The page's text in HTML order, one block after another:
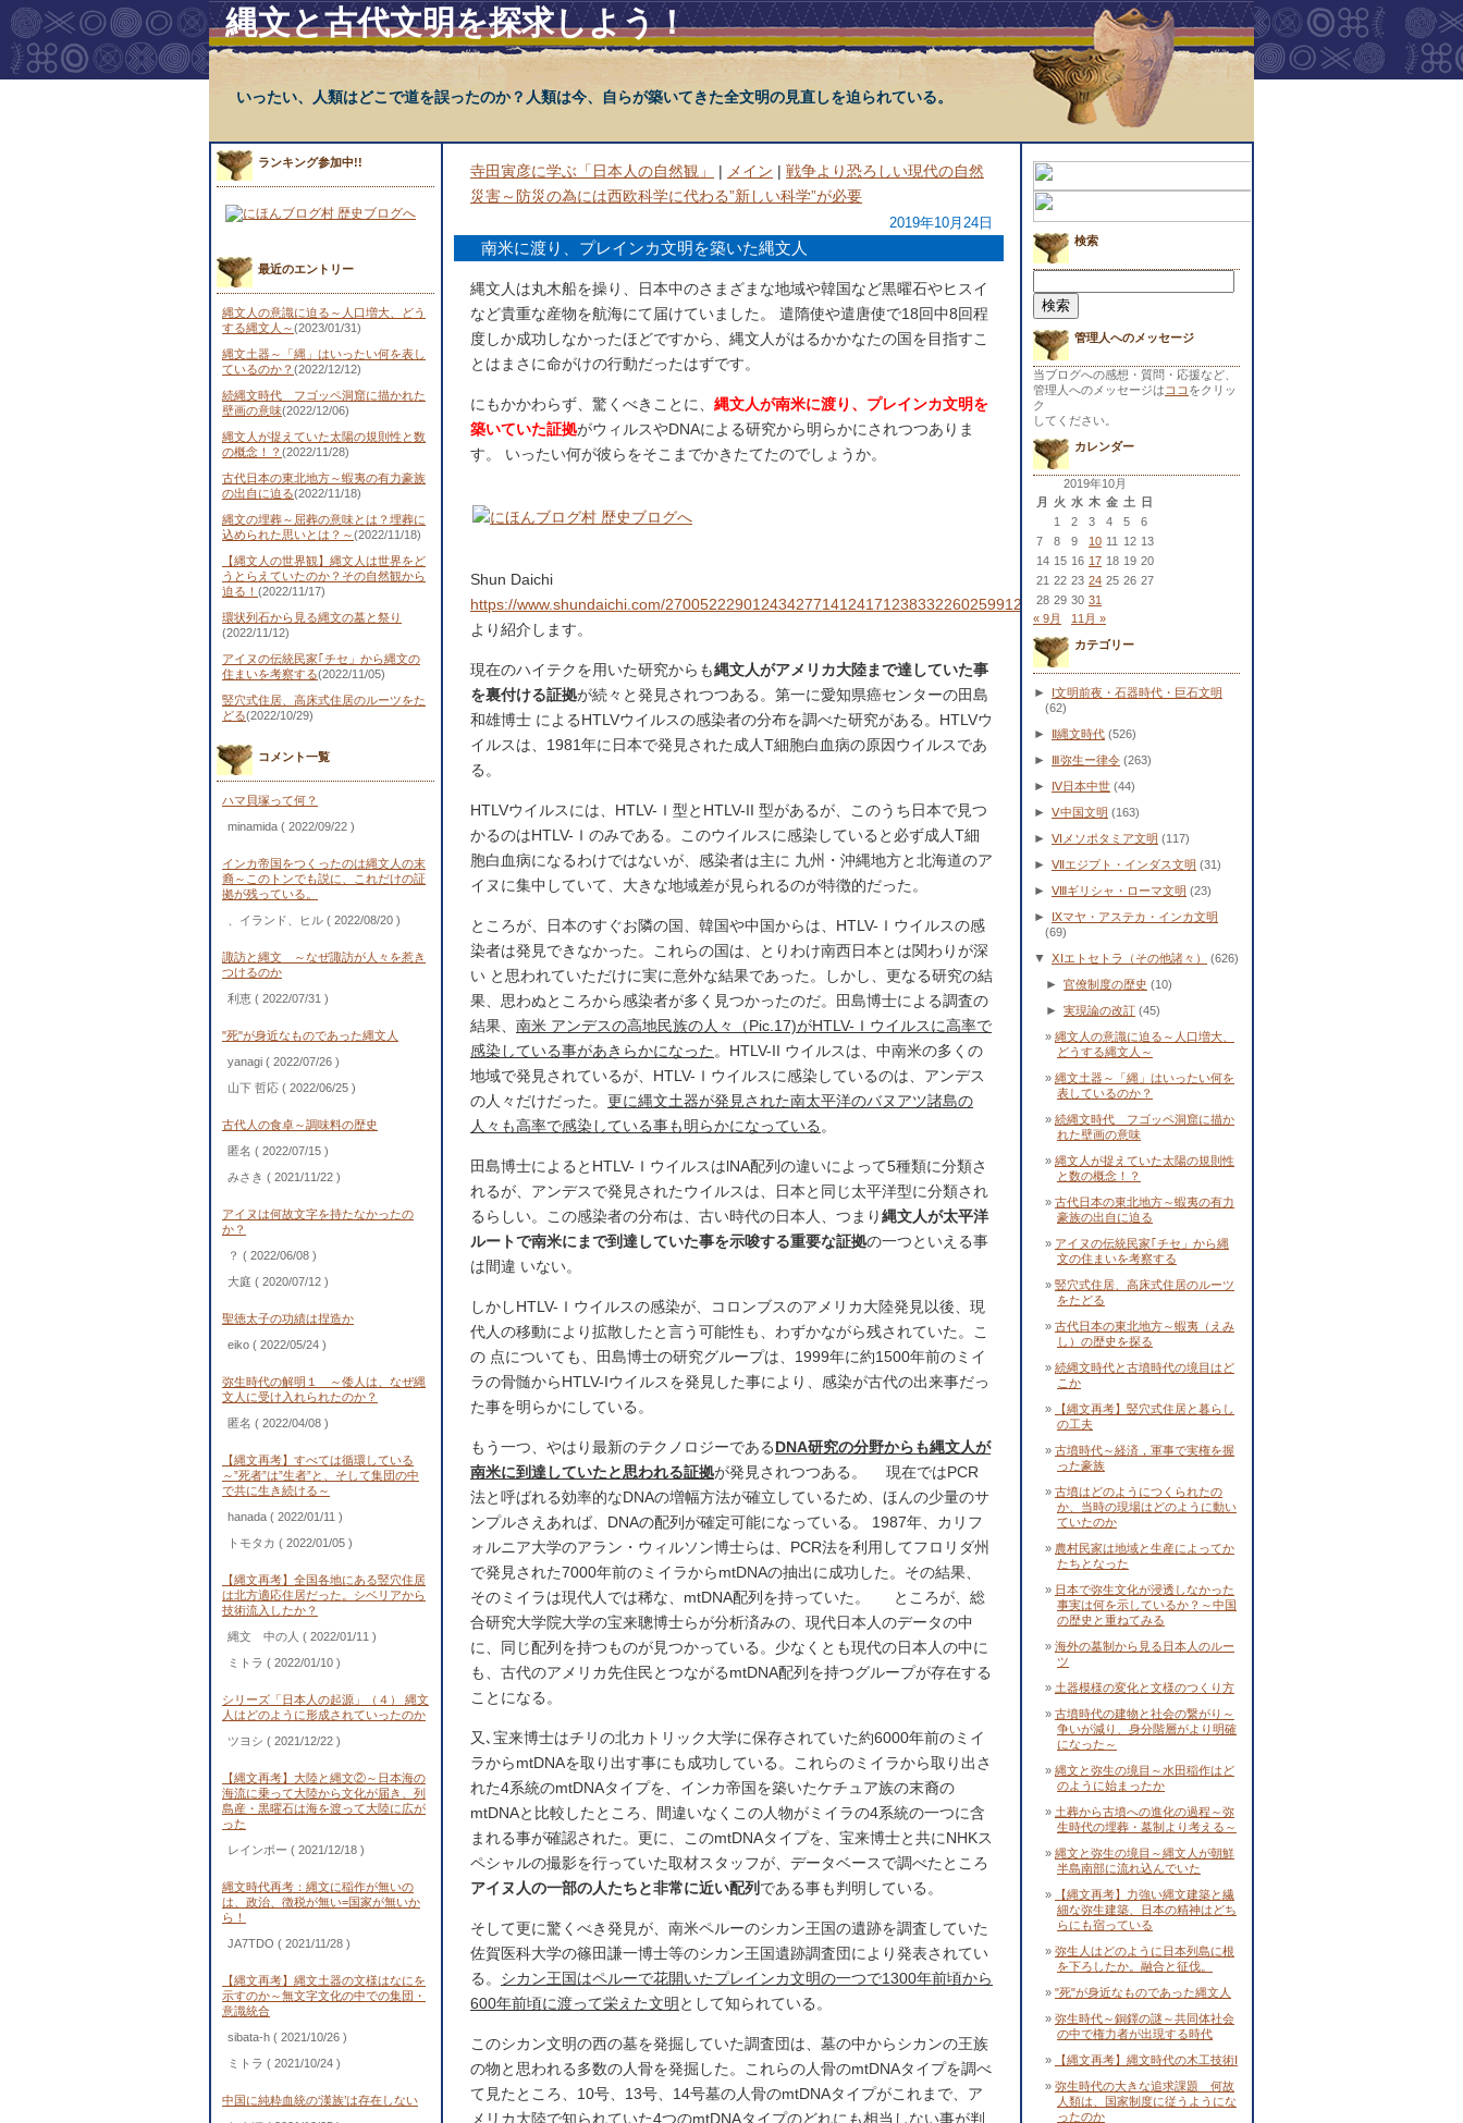
縄文と古代文明を探求しよう！
いったい、人類はどこで道を誤ったのか？人類は今、自らが築いてきた全文明の見直しを迫られている。
ランキング参加中!!
最近のエントリー
縄文人の意識に迫る～人口増大、どう
する縄文人～(2023/01/31)
縄文土器～「縄」はいったい何を表し
ているのか？ (2022/12/12)
続縄文時代 フゴッペ洞窟に描かれた
壁画の意味(2022/12/06)
縄文人が捉えていた太陽の規則性と数
の概念！？ (2022/11/28)
古代日本の東北地方～蝦夷の有力豪族
の出自に迫る(2022/11/18)
縄文の埋葬～屈葬の意味とは？埋葬に
込められた思いとは？～(2022/11/18)
【縄文人の世界観】縄文人は世界をど
うとらえていたのか？その自然観から
迫る！ (2022/11/17)
環状列石から見る縄文の墓と祭り
(2022/11/12)
アイヌの伝統民家｢チセ」から縄文の
住まいを考察する(2022/11/05)
竪穴式住居、高床式住居のルーツをた
どる(2022/10/29)
コメント一覧
ハマ貝塚って何？
minamida ( 2022/09/22 )
インカ帝国をつくったのは縄文人の末
裔～このトンでも説に、これだけの証
拠が残っている。
、イランド、ヒル ( 2022/08/20 )
諏訪と縄文 ～なぜ諏訪が人々を惹き
つけるのか
利恵 ( 2022/07/31 )
"死"が身近なものであった縄文人
yanagi ( 2022/07/26 )
山下 哲応 ( 2022/06/25 )
古代人の食卓～調味料の歴史
匿名 ( 2022/07/15 )
みさき ( 2021/11/22 )
アイヌは何故文字を持たなかったの
か？
？ ( 2022/06/08 )
大庭 ( 2020/07/12 )
聖徳太子の功績は捏造か
eiko ( 2022/05/24 )
弥生時代の解明１ ～倭人は、なぜ縄
文人に受け入れられたのか？
匿名 ( 2022/04/08 )
【縄文再考】すべては循環している
～”死者”は”生者”と、そして集団の中
で共に生き続ける～
hanada ( 2022/01/11 )
トモタカ ( 2022/01/05 )
【縄文再考】全国各地にある竪穴住居
は北方適応住居だった。シベリアから
技術流入したか？
縄文 中の人 ( 2022/01/11 )
ミトラ ( 2022/01/10 )
シリーズ「日本人の起源」（４） 縄文
人はどのように形成されていったのか
ツヨシ ( 2021/12/22 )
【縄文再考】大陸と縄文②～日本海の
海流に乗って大陸から文化が届き、列
島産・黒曜石は海を渡って大陸に広が
った
レインボー ( 2021/12/18 )
縄文時代再考：縄文に稲作が無いの
は、政治、徴税が無い=国家が無いか
ら！
JA7TDO ( 2021/11/28 )
【縄文再考】縄文土器の文様はなにを
示すのか～無文字文化の中での集団・
意識統合
sibata-h ( 2021/10/26 )
ミトラ ( 2021/10/24 )
中国に純粋血統の‘漢族’は存在しない
寺田寅彦に学ぶ「日本人の自然観」 | メイン | 戦争より恐ろしい現代の自然
災害～防災の為には西欧科学に代わる”新しい科学”が必要
2019年10月24日
南米に渡り、プレインカ文明を築いた縄文人
縄文人は丸木船を操り、日本中のさまざまな地域や韓国など黒曜石やヒスイ
など貴重な産物を航海にて届けていました。 遣隋使や遣唐使で18回中8回程
度しか成功しなかったほどですから、縄文人がはるかかなたの国を目指すこ
とはまさに命がけの行動だったはずです。
にもかかわらず、驚くべきことに、 縄文人が南米に渡り、プレインカ文明を
築いていた証拠がウィルスやDNAによる研究から明らかにされつつありま
す。 いったい何が彼らをそこまでかきたてたのでしょうか。
Shun Daichi
https://www.shundaichi.com/270052229012434277141241712383322602599120154.html
より紹介します。
現在のハイテクを用いた研究からも縄文人がアメリカ大陸まで達していた事
を裏付ける証拠が続々と発見されつつある。第一に愛知県癌センターの田島
和雄博士 によるHTLVウイルスの感染者の分布を調べた研究がある。HTLVウ
イルスは、1981年に日本で発見された成人T細胞白血病の原因ウイルスであ
る。
HTLVウイルスには、HTLV-Ｉ型とHTLV-II 型があるが、このうち日本で見つ
かるのはHTLV-Ｉのみである。このウイルスに感染していると必ず成人T細
胞白血病になるわけではないが、感染者は主に 九州・沖縄地方と北海道のア
イヌに集中していて、大きな地域差が見られるのが特徴的だった。
ところが、日本のすぐお隣の国、韓国や中国からは、HTLV-Ｉウイルスの感
染者は発見できなかった。これらの国は、とりわけ南西日本とは関わりが深
い と思われていただけに実に意外な結果であった。しかし、更なる研究の結
果、思わぬところから感染者が多く見つかったのだ。田島博士による調査の
結果、 南米 アンデスの高地民族の人々（Pic.17)がHTLV-Ｉウイルスに高率で
感染している事があきらかになった 。HTLV-II ウイルスは、中南米の多くの
地域で発見されているが、HTLV-Ｉウイルスに感染しているのは、アンデス
の人々だけだった。 更に縄文土器が発見された南太平洋のバヌアツ諸島の
人々も高率で感染している事も明らかになっている 。
田島博士によるとHTLV-ＩウイルスはlNA配列の違いによって5種類に分類さ
れるが、アンデスで発見されたウイルスは、日本と同じ太平洋型に分類され
るらしい。この感染者の分布は、古い時代の日本人、つまり縄文人が太平洋
ルートで南米にまで到達していた事を示唆する重要な証拠の一つといえる事
は間違 いない。
しかしHTLV-Ｉウイルスの感染が、コロンブスのアメリカ大陸発見以後、現
代人の移動により拡散したと言う可能性も、わずかながら残されていた。こ
の 点についても、田島博士の研究グループは、1999年に約1500年前のミイ
ラの骨髄からHTLV-Iウイルスを発見した事により、感染が古代の出来事だっ
た事を明らかにしている。
もう一つ、やはり最新のテクノロジーであるDNA研究の分野からも縄文人が
南米に到達していたと思われる証拠が発見されつつある。 現在ではPCR
法と呼ばれる効率的なDNAの増幅方法が確立しているため、ほんの少量のサ
ンプルさえあれば、DNAの配列が確定可能になっている。 1987年、カリフ
ォルニア大学のアラン・ウィルソン博士らは、PCR法を利用してフロリダ州
で発見された7000年前のミイラからmtDNAの抽出に成功した。その結果、
そのミイラは現代人では稀な、mtDNA配列を持っていた。 ところが、総
合研究大学院大学の宝来聰博士らが分析済みの、現代日本人のデータの中
に、同じ配列を持つものが見つかっている。少なくとも現代の日本人の中に
も、古代のアメリカ先住民とつながるmtDNA配列を持つグループが存在する
ことになる。
又､宝来博士はチリの北カトリック大学に保存されていた約6000年前のミイ
ラからmtDNAを取り出す事にも成功している。これらのミイラから取り出さ
れた4系統のmtDNAタイプを、インカ帝国を築いたケチュア族の末裔の
mtDNAと比較したところ、間違いなくこの人物がミイラの4系統の一つに含
まれる事が確認された。更に、このmtDNAタイプを、宝来博士と共にNHKス
ペシャルの撮影を行っていた取材スタッフが、データベースで調べたところ
アイヌ人の一部の人たちと非常に近い配列 である事も判明している。
そして更に驚くべき発見が、南米ペルーのシカン王国の遺跡を調査していた
佐賀医科大学の篠田謙一博士等のシカン王国遺跡調査団により発表されてい
る。 シカン王国はペルーで花開いたプレインカ文明の一つで1300年前頃から
600年前頃に渡って栄えた文明 として知られている。
このシカン文明の西の墓を発掘していた調査団は、墓の中からシカンの王族
の物と思われる多数の人骨を発掘した。これらの人骨のmtDNAタイプを調べ
て見たところ、10号、13号、14号墓の人骨のmtDNAタイプがこれまで、ア
メリカ大陸で知られていた4つのmtDNAタイプのどれにも相当しない事が判
検索
索:
管理人へのメッセージ
当ブログへの感想・質問・応援など、
管理人へのメッセージは ココ をクリッ
ク
してください。
カレンダー
2019年10月
月
火 水 木 金 土
日
1
2 3 4 5
6
7
8 9 10 11 12 13
14 15 16 17 18 19 20
21 22 23 24 25 26 27
28 29 30 31
« 9月
11月 »
カテゴリー
►
Ⅰ文明前夜・石器時代・巨石文明
(62)
► Ⅱ縄文時代 (526)
► Ⅲ弥生ー律令 (263)
► Ⅳ日本中世 (44)
► Ⅴ中国文明 (163)
► Ⅵメソポタミア文明 (117)
► Ⅶエジプト・インダス文明 (31)
► Ⅷギリシャ・ローマ文明 (23)
►
Ⅸマヤ・アステカ・インカ文明
(69)
▼ ⅩⅠエトセトラ（その他諸々） (626)
► 官僚制度の歴史 (10)
► 実現論の改訂 (45)
縄文人の意識に迫る～人口増大、
どうする縄文人～
縄文土器～「縄」はいったい何を
表しているのか？
続縄文時代 フゴッペ洞窟に描か
れた壁画の意味
縄文人が捉えていた太陽の規則性
と数の概念！？
古代日本の東北地方～蝦夷の有力
豪族の出自に迫る
アイヌの伝統民家｢チセ」から縄
文の住まいを考察する
竪穴式住居、高床式住居のルーツ
をたどる
古代日本の東北地方～蝦夷（えみ
し）の歴史を探る
続縄文時代と古墳時代の境目はど
こか
【縄文再考】竪穴式住居と暮らし
の工夫
古墳時代～経済，軍事で実権を握
った豪族
古墳はどのようにつくられたの
か、当時の現場はどのように動い
ていたのか
農村民家は地域と生産によってか
たちとなった
日本で弥生文化が浸透しなかった
事実は何を示しているか？～中国
の歴史と重ねてみる
海外の墓制から見る日本人のルー
ツ
土器模様の変化と文様のつくり方
古墳時代の建物と社会の繋がり～
争いが減り、身分階層がより明確
になった～
縄文と弥生の境目～水田稲作はど
のように始まったか
土葬から古墳への進化の過程～弥
生時代の埋葬・墓制より考える～
縄文と弥生の境目～縄文人が朝鮮
半島南部に流れ込んでいた
【縄文再考】力強い縄文建築と繊
細な弥生建築、日本の精神はどち
らにも宿っている
弥生人はどのように日本列島に根
を下ろしたか。融合と征伐。
"死"が身近なものであった縄文人
弥生時代～銅鐸の謎～共同体社会
の中で権力者が出現する時代
【縄文再考】縄文時代の木工技術Ⅰ
弥生時代の大きな追求課題 何故
人類は、国家制度に従うようにな
ったのか